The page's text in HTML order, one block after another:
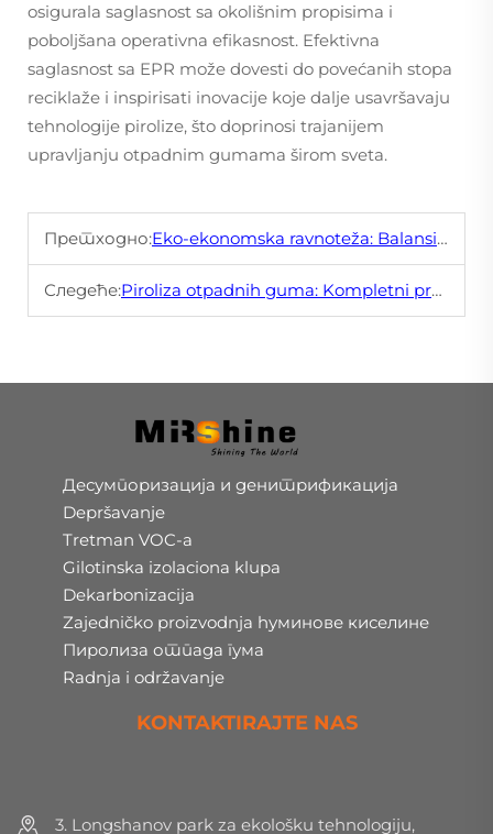
osigurala saglasnost sa okolišnim propisima i
poboljšana operativna efikasnost. Efektivna
saglasnost sa EPR može dovesti do povećanih stopa
reciklaže i inspirisati inovacije koje dalje usavršavaju
tehnologije pirolize, što doprinosi trajanijem
upravljanju otpadnim gumama širom sveta.
Претходно:Eko-ekonomska ravnoteža: Balansiranje dezulfurizacije plinova i dobitnosti
Следеће:Piroliza otpadnih guma: Kompletni pregled industrije
Десумпоризација и денитрификација
Depršavanje
Tretman VOC-a
Gilotinska izolaciona klupa
Dekarbonizacija
Zajedničko proizvodnja hуминове киселине
Пиролиза отпада гума
Radnja i održavanje
KONTAKTIRAJTE NAS
3. Longshanov park za ekološku tehnologiju,